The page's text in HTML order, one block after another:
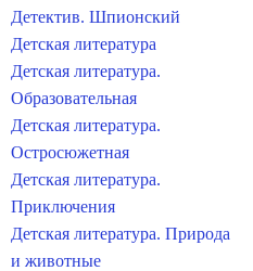
Детектив. Шпионский
Детская литература
Детская литература.
Образовательная
Детская литература.
Остросюжетная
Детская литература.
Приключения
Детская литература. Природа
и животные